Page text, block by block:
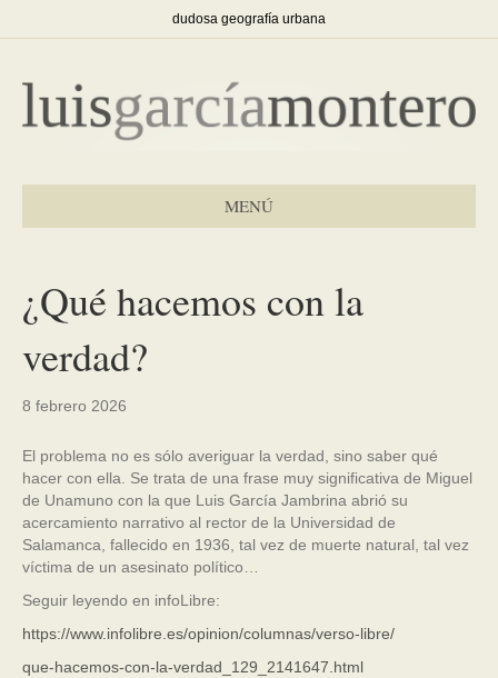
dudosa geografía urbana
MENÚ
¿Qué hacemos con la
verdad?
8 febrero 2026
El problema no es sólo averiguar la verdad, sino saber qué
hacer con ella. Se trata de una frase muy significativa de Miguel
de Unamuno con la que Luis García Jambrina abrió su
acercamiento narrativo al rector de la Universidad de
Salamanca, fallecido en 1936, tal vez de muerte natural, tal vez
víctima de un asesinato político…
Seguir leyendo en infoLibre:
https://www.infolibre.es/opinion/columnas/verso-libre/
que-hacemos-con-la-verdad_129_2141647.html